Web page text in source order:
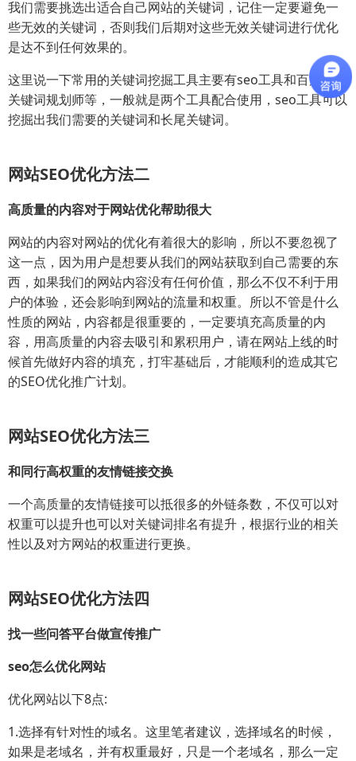
我们需要挑选出适合自己网站的关键词，记住一定要避免一
些无效的关键词，否则我们后期对这些无效关键词进行优化
是达不到任何效果的。
这里说一下常用的关键词挖掘工具主要有seo工具和百度竞价
关键词规划师等，一般就是两个工具配合使用，seo工具可以
挖掘出我们需要的关键词和长尾关键词。
网站SEO优化方法二
高质量的内容对于网站优化帮助很大
网站的内容对网站的优化有着很大的影响，所以不要忽视了
这一点，因为用户是想要从我们的网站获取到自己需要的东
西，如果我们的网站内容没有任何价值，那么不仅不利于用
户的体验，还会影响到网站的流量和权重。所以不管是什么
性质的网站，内容都是很重要的，一定要填充高质量的内
容，用高质量的内容去吸引和累积用户，请在网站上线的时
候首先做好内容的填充，打牢基础后，才能顺利的造成其它
的SEO优化推广计划。
网站SEO优化方法三
和同行高权重的友情链接交换
一个高质量的友情链接可以抵很多的外链条数，不仅可以对
权重可以提升也可以对关键词排名有提升，根据行业的相关
性以及对方网站的权重进行更换。
网站SEO优化方法四
找一些问答平台做宣传推广
seo怎么优化网站
优化网站以下8点:
1.选择有针对性的域名。这里笔者建议，选择域名的时候，
如果是老域名，并有权重最好，只是一个老域名，那么一定